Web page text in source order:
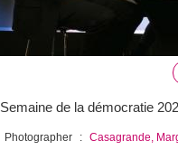
Semaine de la démocratie
Photographer : Casagrande,